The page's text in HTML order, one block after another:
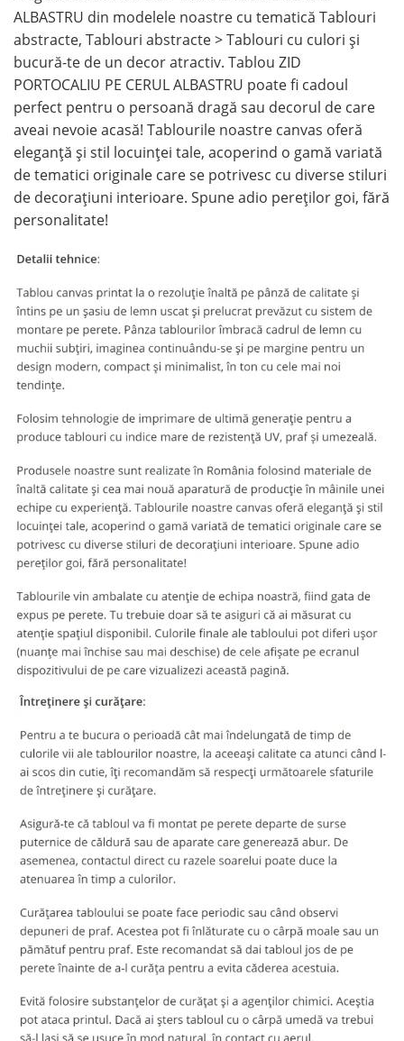
ALBASTRU din modelele noastre cu tematică Tablouri
abstracte, Tablouri abstracte > Tablouri cu culori și
bucură-te de un decor atractiv. Tablou ZID
PORTOCALIU PE CERUL ALBASTRU poate fi cadoul
perfect pentru o persoană dragă sau decorul de care
aveai nevoie acasă! Tablourile noastre canvas oferă
eleganță și stil locuinței tale, acoperind o gamă variată
de tematici originale care se potrivesc cu diverse stiluri
de decorațiuni interioare. Spune adio pereților goi, fără
personalitate!